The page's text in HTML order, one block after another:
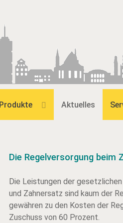
Produkte Aktuelles
Die Regelversorgung beim
Die Leistungen der
und Zahnersatz sind kaum der
gewähren zu den Kosten der
Zuschuss von 60 Prozent.